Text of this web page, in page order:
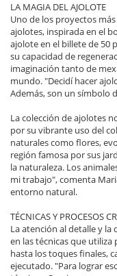
LA MAGIA DEL AJOLOTE
Uno de los proyectos
ajolotes, inspirada en el
ajolote en el billete de 50
su capacidad de
imaginación tanto de
mundo. "Decidí hacer
Además, son un símbolo
La colección de ajolotes
por su vibrante uso del
naturales como flores,
región famosa por sus
la naturaleza. Los
mi trabajo", comenta
entorno natural.
TÉCNICAS Y PROCESOS
La atención al detalle y la
en las técnicas que utiliza
hasta los toques finales,
ejecutado. "Para lograr